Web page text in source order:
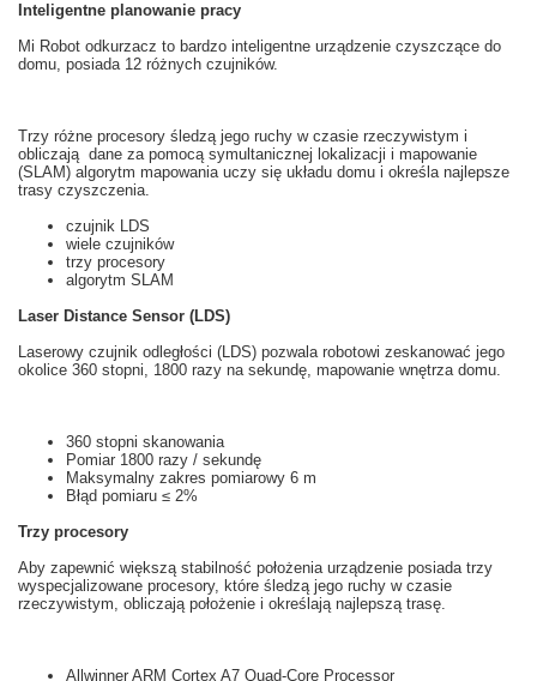
Inteligentne planowanie pracy
Mi Robot odkurzacz to bardzo inteligentne urządzenie czyszczące do
domu, posiada 12 różnych czujników.
Trzy różne procesory śledzą jego ruchy w czasie rzeczywistym i
obliczają dane za pomocą symultanicznej lokalizacji i mapowanie
(SLAM) algorytm mapowaniauczy się układu domu i określa najlepsze
trasy czyszczenia.
czujnik LDS
wiele czujników
trzy procesory
algorytm SLAM
Laser Distance Sensor (LDS)
Laserowy czujnik odległości (LDS) pozwala robotowi zeskanować jego
okolice 360 stopni, 1800 razy na sekundę, mapowanie wnętrza domu.
360 stopni skanowania
Pomiar 1800 razy / sekundę
Maksymalny zakres pomiarowy 6 m
Błąd pomiaru ≤ 2%
Trzy procesory
Aby zapewnić większą stabilność położeniaurządzenie posiada trzy
wyspecjalizowane prоcesory, które śledzą jego ruchy w czasie
rzeczywistym, obliczają położenie i określają najlepszą trasę.
Allwinner ARM Cortex A7 Quad-Core Processor